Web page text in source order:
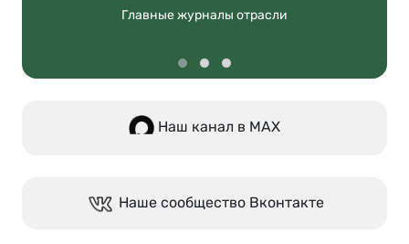
Главные журналы отрасли
Наш канал в МАХ
Наше сообщество Вконтакте